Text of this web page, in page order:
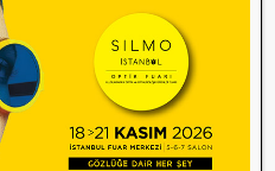
Hizmet Kalitesi
Sektörün
TOGB’dan
Yok, Teknik